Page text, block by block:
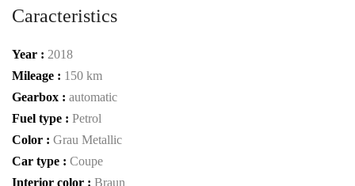
Caracteristics
Year : 2018
Mileage : 150 km
Gearbox : automatic
Fuel type : Petrol
Color : Grau Metallic
Car type : Coupe
Interior color : Braun